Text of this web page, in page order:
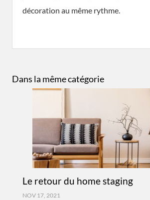
décoration au même rythme.
Dans la même catégorie
Le retour du home staging
NOV 17, 2021